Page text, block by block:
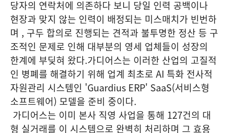
당자의 연락처에 의존하다 보니 당일 인력 공백이나
현장과 맞지 않는 인력이 배정되는 미스매치가 빈번하
며 , 구두 합의로 진행되는 견적과 불투명한 정산 등 구
조적인 문제로 인해 대부분의 영세 업체들이 성장의
한계에 부딪혀 왔다.가디어스는 이러한 산업의 고질적
인 병폐를 해결하기 위해 업계 최초로 AI 특화 전사적
자원관리 시스템인 'Guardius ERP' SaaS(서비스형
소프트웨어) 모델을 준비 중이다.
가디어스는 이미 본사 직영 사업을 통해 127건의 대
형 실거래를 이 시스템으로 완벽히 처리하며 그 효용